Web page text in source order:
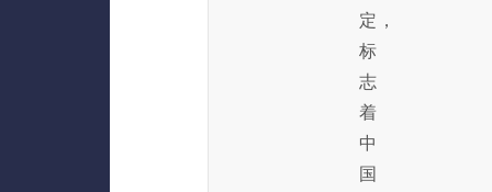
定，
标
志
着
中
国